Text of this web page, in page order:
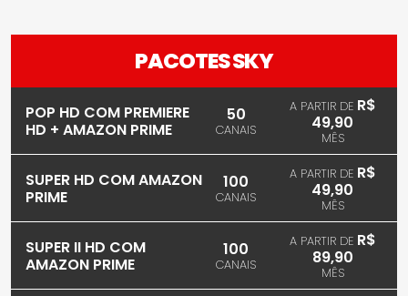
PACOTES SKY
POP HD COM PREMIERE
HD + AMAZON PRIME
50
CANAIS
A PARTIR DE R$
49,90
MÊS
SUPER HD COM AMAZON
PRIME
100
CANAIS
A PARTIR DE R$
49,90
MÊS
SUPER II HD COM
AMAZON PRIME
100
CANAIS
A PARTIR DE R$
89,90
MÊS